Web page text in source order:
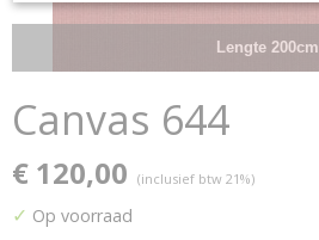
Lengte 200cm
Canvas 644
€ 120,00 (inclusief btw 21%)
✓ Op voorraad